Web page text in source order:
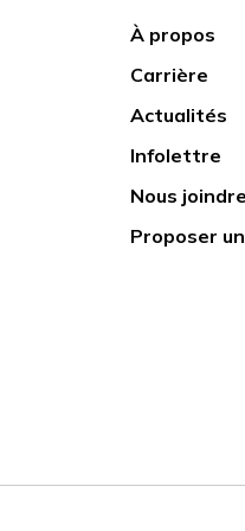
À propos
Carrière
Actualités
Infolettre
Nous joindre
Proposer